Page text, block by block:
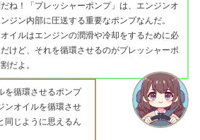
ね！「プレッシャーポンプ」は、エンジンオ
ジン内部に圧送する重要なポンプなんだ。
イルはエンジンの潤滑や冷却をするために必
けど、それを循環させるのがプレッシャーポ
だよ。
を循環させるポンプ
ンオイルを循環させ
同じように思えるん